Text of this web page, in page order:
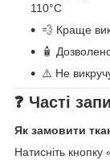
110°C
💨 Краще
🧴
⚠️ Не
❓ Часті
Як замовити
Натисніть